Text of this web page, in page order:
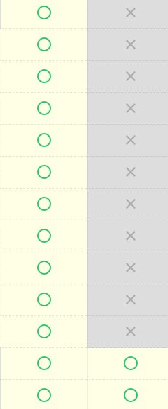
 
 
 
 
 
 
 
 
 
 
 
 
 